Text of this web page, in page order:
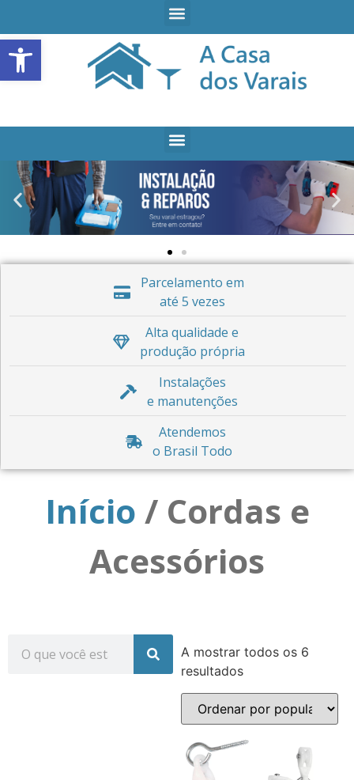
Open toolbar
Parcelamento em
até 5 vezes
Alta qualidade e
produção própria
Instalações
e manutenções
Atendemos
o Brasil Todo
Início / Cordas e
Acessórios
A mostrar todos os 6
resultados